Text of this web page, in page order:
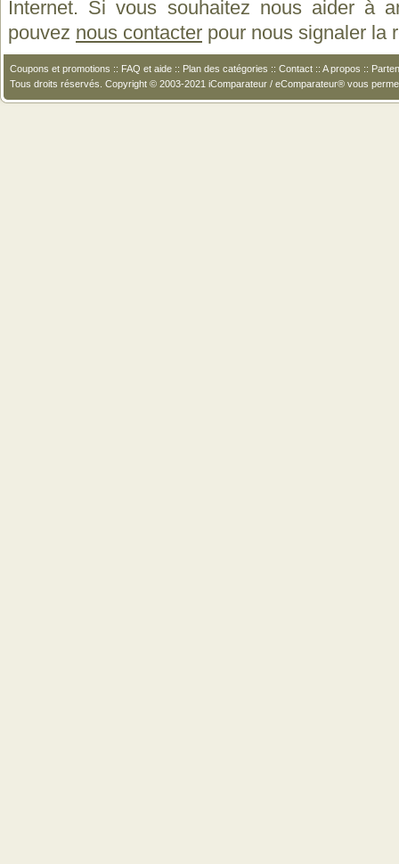
Internet. Si vous souhaitez nous aider à
pouvez nous contacter pour nous signaler la
Coupons et promotions :: FAQ et aide :: Plan des catégories :: Contact :: A propos ::
Tous droits réservés. Copyright © 2003-2021 iComparateur / eComparateur® vous